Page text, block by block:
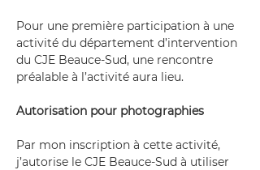
Pour une première participation à une
activité du département d’intervention
du CJE Beauce-Sud, une rencontre
préalable à l’activité aura lieu.
Autorisation pour photographies
Par mon inscription à cette activité,
j’autorise le CJE Beauce-Sud à utiliser